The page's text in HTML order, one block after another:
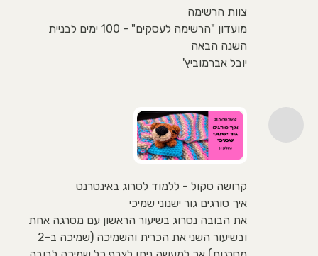
צוות הרשימה
מועדון "הרשימה לעסקים" - 100 ימים לבניית
השנה הבאה
יובל אברמוביץ'
קרושה סקול - ללמוד לסרוג באינטרנט
איך סורגים גור ישנוני שמיכי
את הבובה נסרוג בשיעור הראשון עם מסרגה אחת
ובשיעור השני את הכרית והשמיכה (שמיכה ב-2